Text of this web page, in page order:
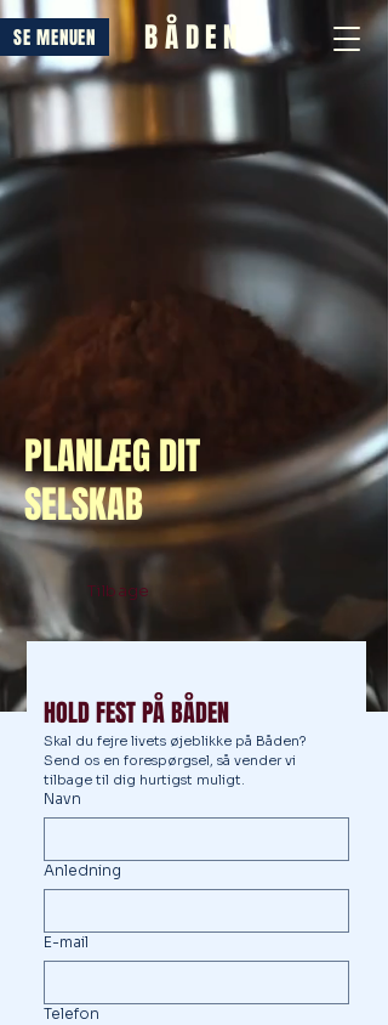
SE MENUEN BÅDEN
PLANLÆG DIT
SELSKAB
Tilbage
HOLD FEST PÅ BÅDEN
Send os en forespørgsel, så vender vi
tilbage til dig hurtigst muligt.
Navn
Anledning
E-mail
Telefon